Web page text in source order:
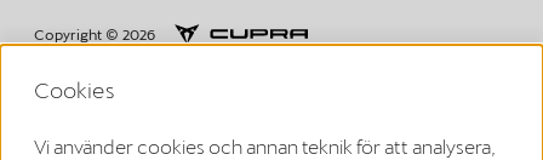
Copyright © 2026
Cookies
Vi använder cookies och annan teknik för att analysera,